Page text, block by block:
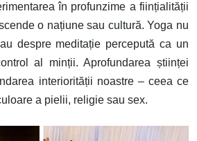
în profunzime a ființialității
o națiune sau cultură. Yoga nu
despre meditație percepută ca un
al minții. Aprofundarea științei
interiorității noastre – ceea ce
a pielii, religie sau sex.